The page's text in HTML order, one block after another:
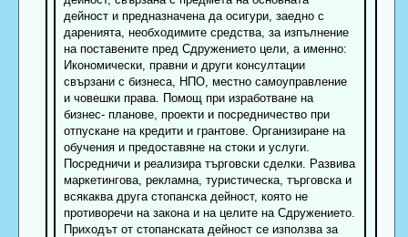
дейност и предназначена да осигури, заедно с
даренията, необходимите средства, за изпълнение
на поставените пред Сдружението цели, а именно:
Икономически, правни и други консултации
свързани с бизнеса, НПО, местно самоуправление
и човешки права. Помощ при изработване на
бизнес- планове, проекти и посредничество при
отпускане на кредити и грантове. Организиране на
обучения и предоставяне на стоки и услуги.
Посредничи и реализира търговски сделки. Развива
маркетингова, рекламна, туристическа, търговска и
всякаква друга стопанска дейност, която не
противоречи на закона и на целите на Сдружението.
Приходът от стопанската дейност се използва за